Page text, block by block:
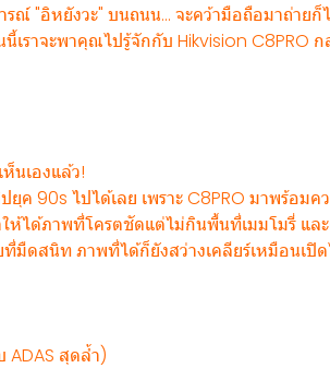
รณ์ "อิหยังวะ" บนถนน... จะคว้ามือถือมาถ่าย
นี้เราจะพาคุณไปรู้จักกับ Hikvision C8PRO
นเองแล้ว!
ค 90s ไปได้เลย เพราะ C8PRO มาพร้อมค
ห้ได้ภาพที่โครตชัดแต่ไม่กินพื้นที่เมมโมรี่ แล
มืดสนิท ภาพที่ได้ก็ยังสว่างเคลียร์เหมือนเปิ
ADAS สุดล้ำ)